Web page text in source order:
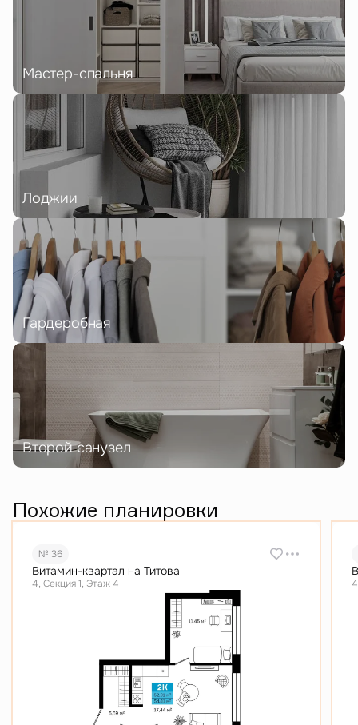
Мастер-спальня
Лоджии
Гардеробная
Второй санузел
Похожие планировки
№ 36
Витамин-квартал на Титова
4, Секция 1, Этаж 4